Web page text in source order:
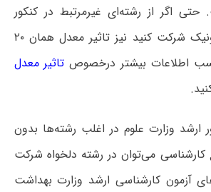
اگر از رشته‌ای غیرمرتبط در کنکور
کارشناسی ارشد فوتونیک شرکت کنید نیز تاثیر معدل همان ۲۰
اطلاعات بیشتر درخصوص تاثیر معدل
ارشد وزارت علوم در اغلب رشته‌ها بدون
می‌توان در رشته دلخواه شرکت
آزمون کارشناسی ارشد وزارت بهداشت